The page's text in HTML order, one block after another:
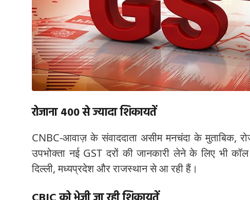
रोजाना 400 से ज्यादा शिकायतें
CNBC-आवाज़ के संवाददाता असीम मनचंदा के मुताबिक,
उपभोक्ता नई GST दरों की जानकारी लेने के लिए भी
दिल्ली, मध्यप्रदेश और राजस्थान से आ रही हैं।